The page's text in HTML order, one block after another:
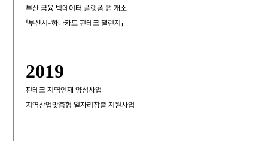
부산 금융 빅데이터 플랫폼 랩 개소
「부산시-하나카드 핀테크 챌린지」
2019
핀테크 지역인재 양성사업
지역산업맞춤형 일자리창출 지원사업